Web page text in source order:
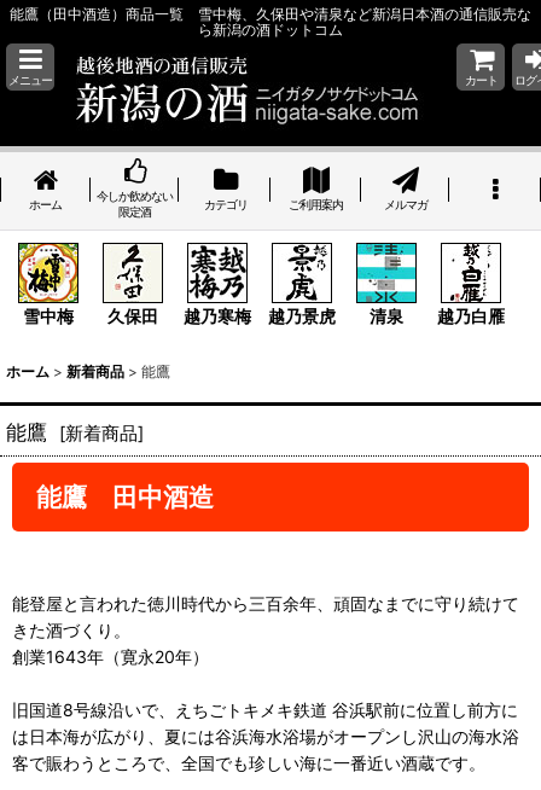
能鷹（田中酒造）商品一覧 雪中梅、久保田や清泉など新潟日本酒の通信販売な
ら新潟の酒ドットコム
メニュー カート ログ
ホーム
今しか飲めない
限定酒
カテゴリ ご利用案内 メルマガ
雪中梅 久保田 越乃寒梅 越乃景虎 清泉 越乃白雁
ホーム > 新着商品 > 能鷹
能鷹 [新着商品]
能鷹 田中酒造
能登屋と言われた徳川時代から三百余年、頑固なまでに守り続けて
きた酒づくり。
創業1643年（寛永20年）
旧国道8号線沿いで、えちごトキメキ鉄道 谷浜駅前に位置し前方に
は日本海が広がり、夏には谷浜海水浴場がオープンし沢山の海水浴
客で賑わうところで、全国でも珍しい海に一番近い酒蔵です。